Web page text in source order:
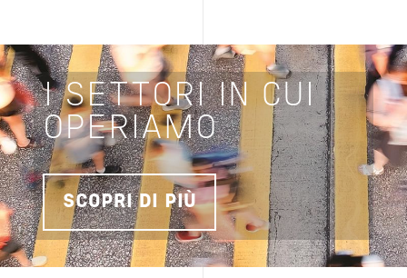
I SETTORI IN CUI
OPERIAMO
SCOPRI DI PIÙ